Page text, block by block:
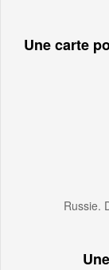
Une carte
Russie.